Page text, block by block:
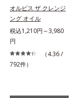
オルビス ザ クレンジ
ング オイル
税込1,210円～3,980
円
（4.36 /
792件）